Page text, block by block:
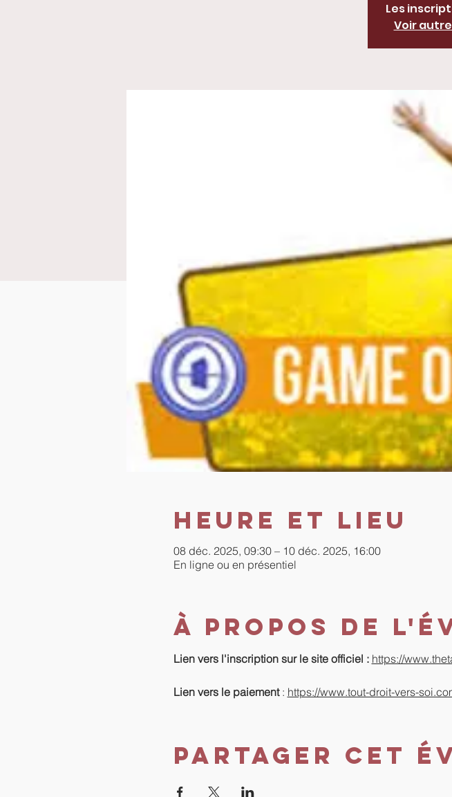
Les
Voir
Heure et lieu
08 déc. 2025, 09:30 – 10 déc. 2025, 16:00
En ligne ou en présentiel
À propos de
Lien vers l'inscription sur le site officiel : https://
Lien vers le paiement : https://www.tout-droit-vers-
Partager cet